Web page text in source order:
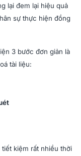
lại đem lại hiệu quả
sự thực hiện đồng
3 bước đơn giản là
tài liệu:
kiệm rất nhiều thời